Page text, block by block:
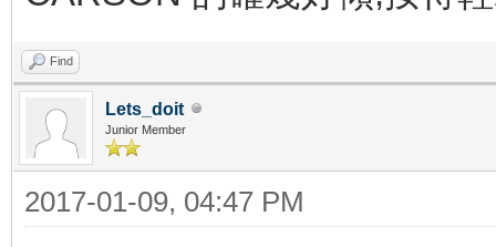
Find
Lets_doit
Junior Member
2017-01-09, 04:47 PM